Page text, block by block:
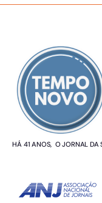
HÁ 41 ANOS, O JORNAL DA